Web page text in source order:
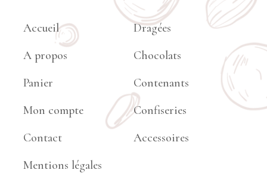
Accueil
A propos
Panier
Mon compte
Contact
Mentions légales
Dragées
Chocolats
Contenants
Confiseries
Accessoires